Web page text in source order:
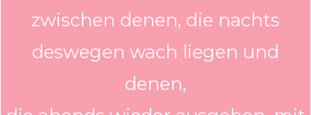
zwischen denen, die nachts
deswegen wach liegen und
denen,